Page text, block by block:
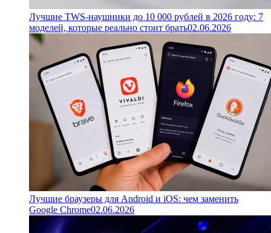
Лучшие TWS-наушники до 10 000 рублей в 2026 году: 7
моделей, которые реально стоит брать02.06.2026
Лучшие браузеры для Android и iOS: чем заменить
Google Chrome02.06.2026